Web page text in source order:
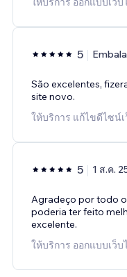
5
São excelentes,
site novo.
ให้บริการ แก้ไขดีไซน์
5 1 ส.ค.
Agradeço por todo
poderia ter feito
excelente.
ให้บริการ ออกแบบเว็